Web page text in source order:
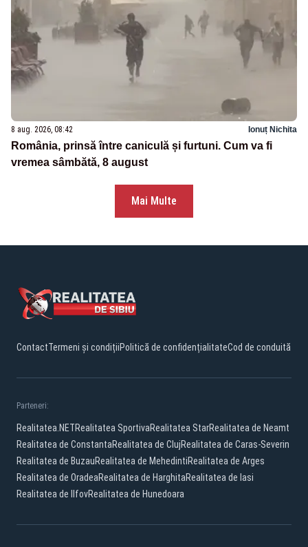
8 aug. 2026, 08:42 Ionuț Nichita
România, prinsă între caniculă și furtuni. Cum va fi
vremea sâmbătă, 8 august
Mai Multe
ContactTermeni și condițiiPolitică de confidențialitateCod de conduită
Parteneri:
Realitatea.NETRealitatea SportivaRealitatea StarRealitatea de Neamt
Realitatea de ConstantaRealitatea de ClujRealitatea de Caras-Severin
Realitatea de BuzauRealitatea de MehedintiRealitatea de Arges
Realitatea de OradeaRealitatea de HarghitaRealitatea de Iasi
Realitatea de IlfovRealitatea de Hunedoara